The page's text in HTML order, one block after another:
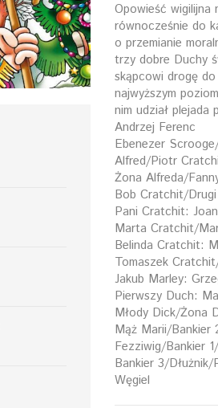
Opowieść wigilijna
równocześnie do
o przemianie
trzy dobre Duchy
skąpcowi drogę
najwyższym
nim udział
Andrzej Ferenc
Ebenezer
Alfred/Piotr
Żona Alfreda/
Bob Cratchit/
Pani Cratchit:
Marta Cratchit/
Belinda Cratchit:
Tomaszek
Jakub Marley:
Pierwszy Duch:
Młody Dick/Żona
Mąż Marii/Bankier
Fezziwig/Bankier
Bankier 3/
Węgiel